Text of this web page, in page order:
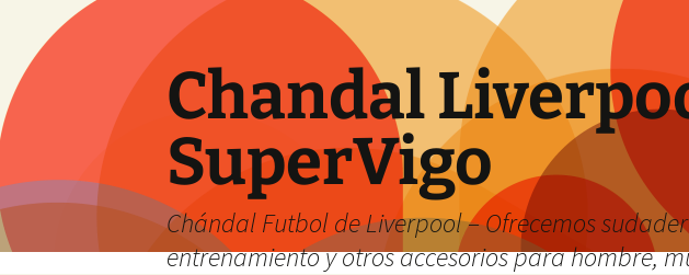
Chandal
SuperVigo
Chándal Futbol de Liverpool – Ofrecemos
entrenamiento y otros accesorios para hombre,